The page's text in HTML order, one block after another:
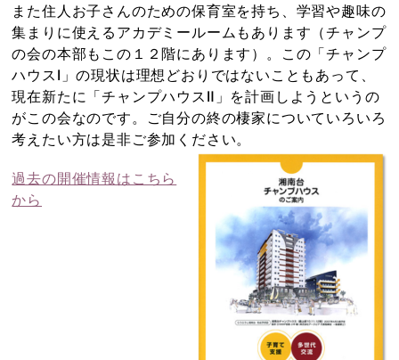
また住人お子さんのための保育室を持ち、学習や趣味の
集まりに使えるアカデミールームもあります（チャンプ
の会の本部もこの１２階にあります）。この「チャンプ
ハウスⅠ」の現状は理想どおりではないこともあって、
現在新たに「チャンプハウスⅡ」を計画しようというの
がこの会なのです。ご自分の終の棲家についていろいろ
考えたい方は是非ご参加ください。
過去の開催情報はこちら
から